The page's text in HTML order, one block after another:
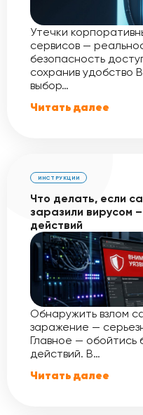
Утечки
сервисов —
безопасность
сохранив удобство
выбор…
Читать далее
ИНСТРУКЦИИ
Что делать, если
заразили вирусом
действий
Обнаружить взлом
заражение —
Главное — обойтись
действий. В…
Читать далее